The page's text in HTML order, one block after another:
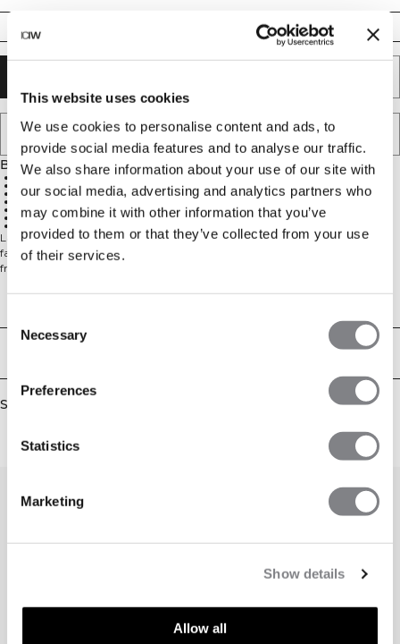
This website uses cookies
We use cookies to personalise content and ads, to
provide social media features and to analyse our traffic.
We also share information about your use of our site with
our social media, advertising and analytics partners who
may combine it with other information that you’ve
provided to them or that they’ve collected from your use
of their services.
Selection
Necessary
Preferences
Statistics
Marketing
Show details
Allow all
XL XXL
TILFØJ TIL ØNSKESKYEN
Beskrivelse
Justerbar talje indvendigt
Kort pasform
Hul til tommelfingeren for enden af ærmet
Blødt og tyndt materiale for optimal komfort
Raglanærmer for fuld bevægelsesfrihed
57% Bomuld, 38% Polyester, 5% Spandex
ICIW-logo foran
Langærmet top med justerbar talje. Denne langærmede crop top er
fantastisk til træningscenteret og til yoga eller andre aktiviteter. Den er
fremstillet i et blødt og tyndt materiale for optimal komfort, med justerbar
for fuld bevægelsesfrihed. Match med andre dele fra Define Collection for det
57% Bomuld, 38% Polyester, 5% Elastan
Similar products